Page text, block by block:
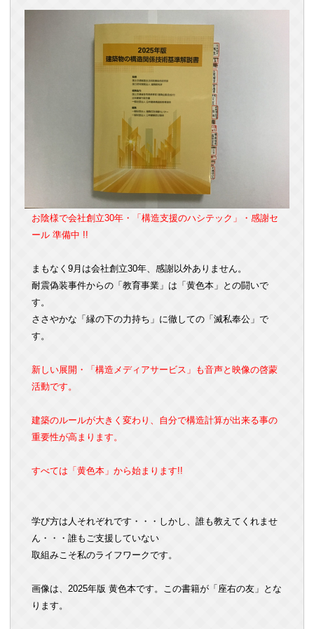
お陰様で会社創立30年・「構造支援のハシテック」・感謝セ
ール 準備中 !!
まもなく9月は会社創立30年、感謝以外ありません。
耐震偽装事件からの「教育事業」は「黄色本」との闘いで
す。
ささやかな「縁の下の力持ち」に徹しての「滅私奉公」で
す。
新しい展開・「構造メディアサービス」も音声と映像の啓蒙
活動です。
建築のルールが大きく変わり、自分で構造計算が出来る事の
重要性が高まります。
すべては「黄色本」から始まります!!
学び方は人それぞれです・・・しかし、誰も教えてくれませ
ん・・・誰もご支援していない
取組みこそ私のライフワークです。
画像は、2025年版 黄色本です。この書籍が「座右の友」とな
ります。